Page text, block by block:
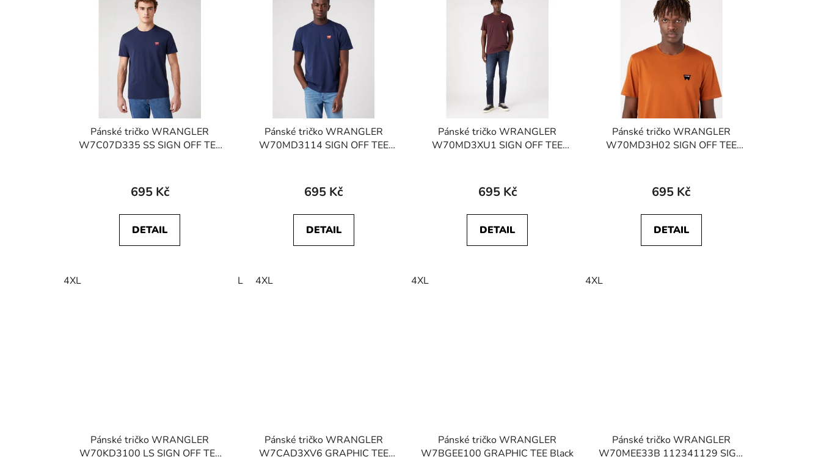
Pánské tričko WRANGLER
W7C07D335 SS SIGN OFF TEE
695 Kč
DETAIL
4XL
Pánské tričko WRANGLER
W70MD3114 SIGN OFF TEE
695 Kč
DETAIL
L 4XL
Pánské tričko WRANGLER
W70MD3XU1 SIGN OFF TEE
695 Kč
DETAIL
4XL
Pánské tričko WRANGLER
W70MD3H02 SIGN OFF TEE
695 Kč
DETAIL
4XL
Pánské tričko WRANGLER
W70KD3100 LS SIGN OFF TEE
Pánské tričko WRANGLER
W7CAD3XV6 GRAPHIC TEE
Pánské tričko WRANGLER
W7BGEE100 GRAPHIC TEE Black
Pánské tričko WRANGLER
W70MEE33B 112341129 SIGN